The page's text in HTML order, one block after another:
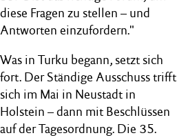
diese Fragen zu stellen – und
Antworten einzufordern."
Was in Turku begann, setzt sich
fort. Der Ständige Ausschuss trifft
sich im Mai in Neustadt in
Holstein – dann mit Beschlüssen
auf der Tagesordnung. Die 35.